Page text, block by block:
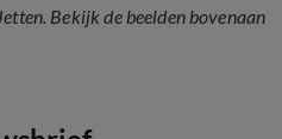
Bekijk de beelden bovenaan